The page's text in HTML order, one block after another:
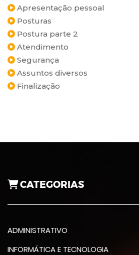
Apresentação pessoal
Posturas
Postura parte 2
Atendimento
Segurança
Assuntos diversos
Finalização
CATEGORIAS
ADMINISTRATIVO
INFORMÁTICA E TECNOLOGIA